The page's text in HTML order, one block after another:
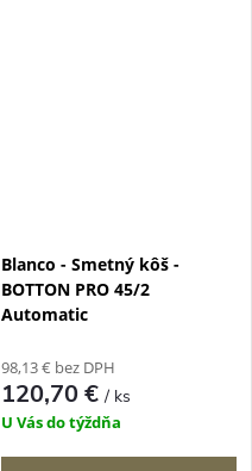
Blanco - Smetný kôš -
BOTTON PRO 45/2
Automatic
98,13 € bez DPH
120,70 €/ ks
U Vás do týždňa